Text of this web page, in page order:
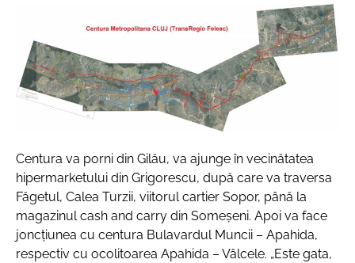
Centura va porni din Gilău, va ajunge în vecinătatea
hipermarketului din Grigorescu, după care va traversa
Făgetul, Calea Turzii, viitorul cartier Sopor, până la
magazinul cash and carry din Someșeni. Apoi va face
joncțiunea cu centura Bulavardul Muncii – Apahida,
respectiv cu ocolitoarea Apahida – Vâlcele. „Este gata,